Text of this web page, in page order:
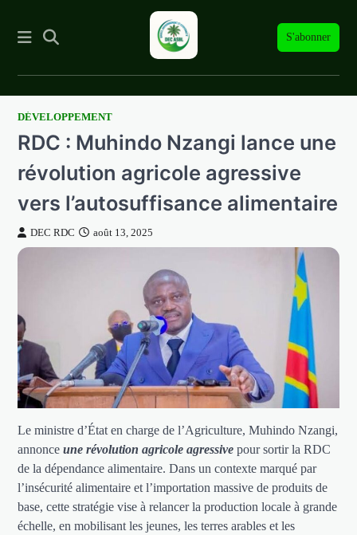
S'abonner
SkipDÉVELOPPEMENT
RDC : Muhindo Nzangi lance une
révolution agricole agressive
vers l’autosuffisance alimentaire
DEC RDC août 13, 2025
Le ministre d’État en charge de l’Agriculture, Muhindo Nzangi,
annonceune révolution agricole agressive pour sortir la RDC
de la dépendance alimentaire. Dans un contexte marqué par
l’insécurité alimentaire et l’importation massive de produits de
base, cette stratégie vise à relancer la production locale à grande
échelle, en mobilisant les jeunes, les terres arables et les